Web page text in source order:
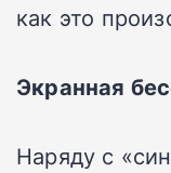
как это
Экранная
Наряду с